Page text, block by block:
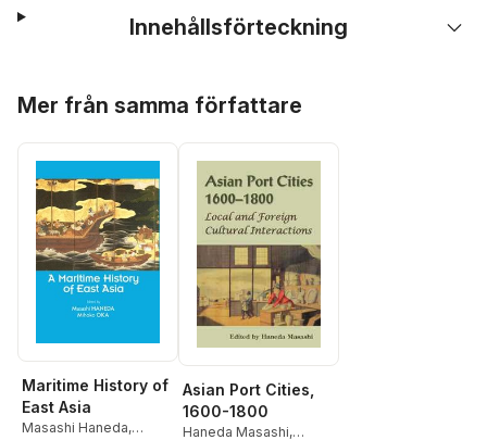
Innehållsförteckning
Mer från samma författare
Maritime History of
East Asia
Masashi Haneda,
Asian Port Cities,
1600-1800
Haneda Masashi,